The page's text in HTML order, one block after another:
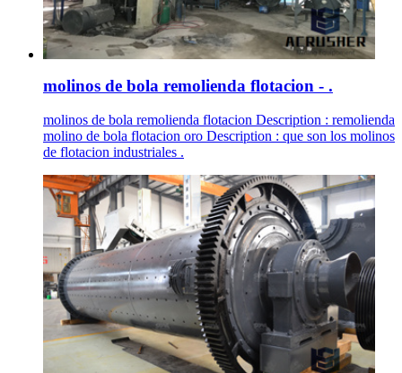
molinos de bola remolienda flotacion - .
molinos de bola remolienda flotacion Description : remolienda
molino de bola flotacion oro Description : que son los molinos
de flotacion industriales .